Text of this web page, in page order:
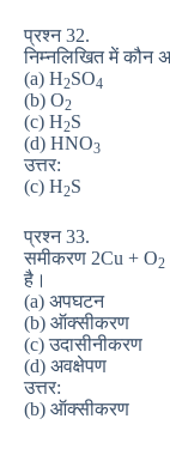
प्रश्न 32.
निम्नलिखित में कौन
(a) H2SO4
(b) O2
(c) H2S
(d) HNO3
उत्तर:
(c) H2S
प्रश्न 33.
समीकरण 2Cu + O2
है।
(a) अपघटन
(b) ऑक्सीकरण
(c) उदासीनीकरण
(d) अवक्षेपण
उत्तर:
(b) ऑक्सीकरण